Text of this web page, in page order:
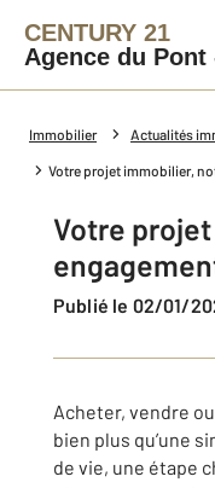
CENTURY 21
Agence du Pont
Immobilier Actualités
Votre projet immobilier,
Votre
Publié le 02/01/
Acheter, vendre
bien plus qu’une
de vie, une étape